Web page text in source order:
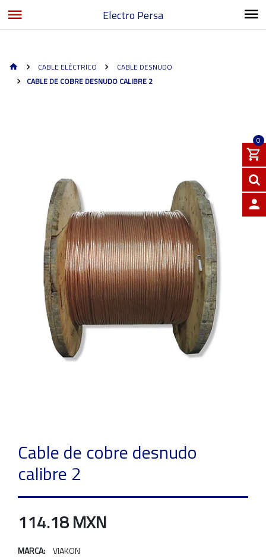
Electro Persa
0
CABLE ELÉCTRICO
CABLE DESNUDO
CABLE DE COBRE DESNUDO CALIBRE 2
Cable de cobre desnudo
calibre 2
114.18 MXN
MARCA: VIAKON